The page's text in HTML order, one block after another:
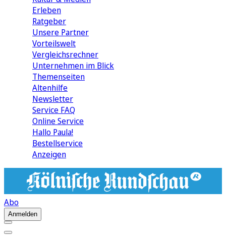
Erleben
Ratgeber
Unsere Partner
Vorteilswelt
Vergleichsrechner
Unternehmen im Blick
Themenseiten
Altenhilfe
Newsletter
Service FAQ
Online Service
Hallo Paula!
Bestellservice
Anzeigen
Abo
Anmelden